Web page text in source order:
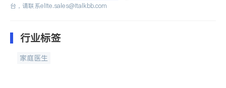
台，请联系elite.sales@italkbb.com
行业标签
家庭医生